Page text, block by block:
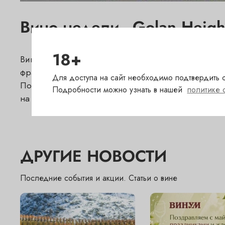
Вино недели - Golan
Вино недели с 2 апреля -
французского дуба. Классический каберне
Полнотелое, сочное вино с хорошей
на специальных условиях во всех бутиках "Винум".
ДРУГИЕ НОВОСТИ
Последние события и акции. Статьи о вине
18+
Для доступа на сайт необходимо
Подробности можно узнать в нашей политике